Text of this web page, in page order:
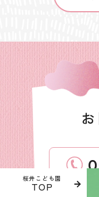
桜井 こども園
TOP